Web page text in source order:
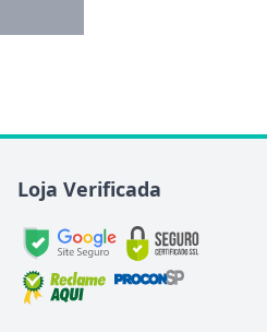
Loja Verificada